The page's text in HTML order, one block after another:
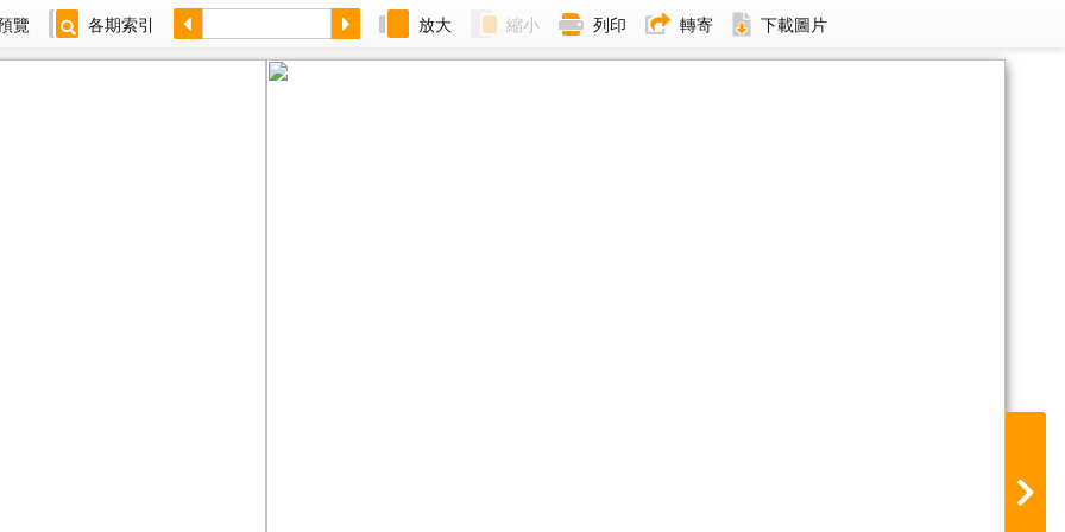
覽 各期索引 放大 縮小 列印 轉寄 下載圖片